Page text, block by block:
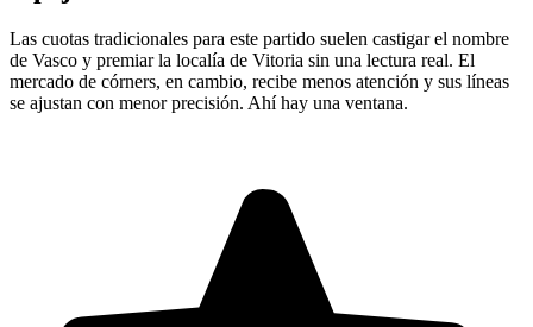
Las cuotas tradicionales para este partido suelen castigar el nombre
de Vasco y premiar la localía de Vitoria sin una lectura real. El
mercado de córners, en cambio, recibe menos atención y sus líneas
se ajustan con menor precisión. Ahí hay una ventana.